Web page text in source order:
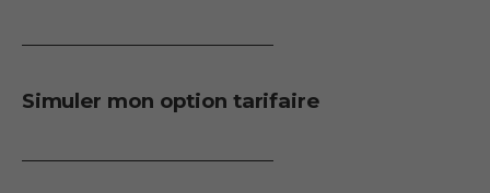
Simuler mon option tarifaire